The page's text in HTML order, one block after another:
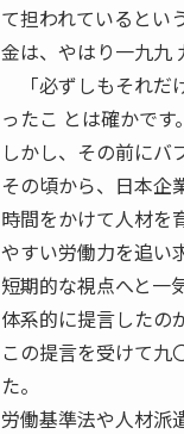
て担われていると
金は、やはり一九九
「必ずしもそれだ
ったこ とは確かです。
しかし、その前にバ
その頃から、日本企
時間をかけて人材を
やすい労働力を追い
短期的な視点へと
体系的に提言したの
この提言を受けて九
た。
労働基準法や人材派